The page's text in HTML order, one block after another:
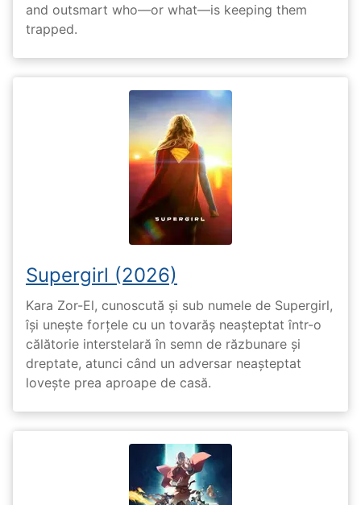
and outsmart who—or what—is keeping them
trapped.
Supergirl (2026)
Kara Zor-El, cunoscută și sub numele de Supergirl,
își unește forțele cu un tovarăș neașteptat într-o
călătorie interstelară în semn de răzbunare și
dreptate, atunci când un adversar neașteptat
lovește prea aproape de casă.